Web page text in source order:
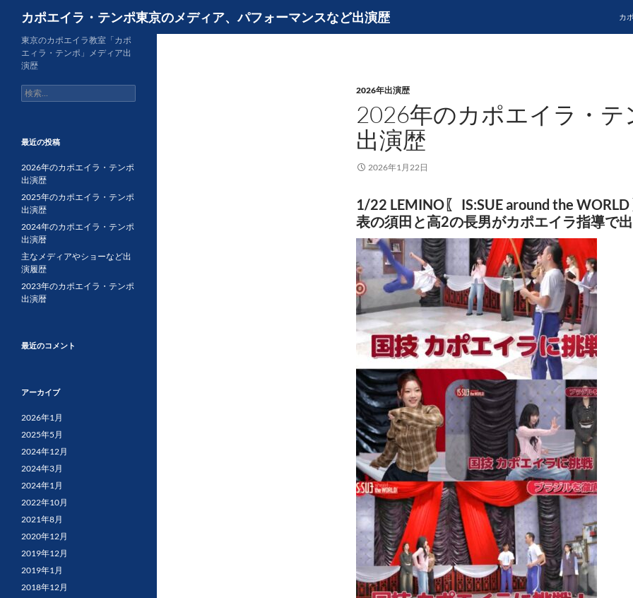
カポエイラ・テンポ東京のメディア、パフォーマンスなど出演歴 カ
2026年出演歴
2026年のカポエイラ・テ
出演歴
2026年1月22日
1/22 LEMINO〖 IS:SUE around the
表の須田と高2の長男がカポエイラ指導で
東京のカポエイラ教室「カポ
エィラ・テンポ」メディア出
演歴
検
索:
最近の投稿
2026年のカポエイラ・テンポ
出演歴
2025年のカポエイラ・テンポ
出演歴
2024年のカポエイラ・テンポ
出演暦
主なメディアやショーなど出
演履歴
2023年のカポエイラ・テンポ
出演暦
最近のコメント
アーカイブ
2026年1月
2025年5月
2024年12月
2024年3月
2024年1月
2022年10月
2021年8月
2020年12月
2019年12月
2019年1月
2018年12月